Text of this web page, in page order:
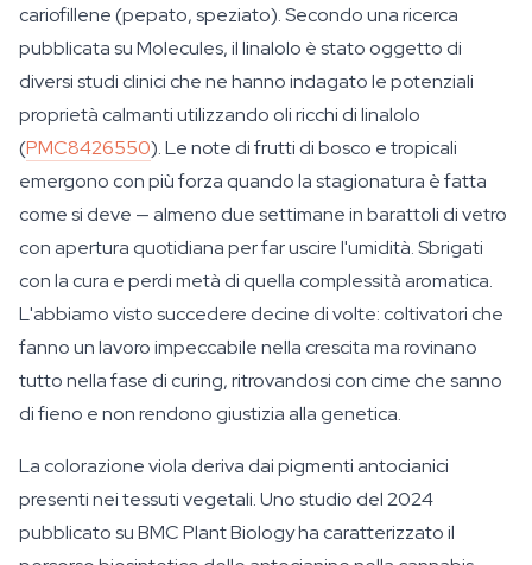
cariofillene (pepato, speziato). Secondo una ricerca
pubblicata suMolecules, il linalolo è stato oggetto di
diversi studi clinici che ne hanno indagato le potenziali
proprietà calmanti utilizzando oli ricchi di linalolo
(PMC8426550). Le note di frutti di bosco e tropicali
emergono con più forza quando la stagionatura è fatta
come si deve — almeno due settimane in barattoli di vetro
con apertura quotidiana per far uscire l'umidità. Sbrigati
con la cura e perdi metà di quella complessità aromatica.
L'abbiamo visto succedere decine di volte: coltivatori che
fanno un lavoro impeccabile nella crescita ma rovinano
tutto nella fase di curing, ritrovandosi con cime che sanno
di fieno e non rendono giustizia alla genetica.
La colorazione viola deriva dai pigmenti antocianici
presenti nei tessuti vegetali. Uno studio del 2024
pubblicato suBMC Plant Biologyha caratterizzato il